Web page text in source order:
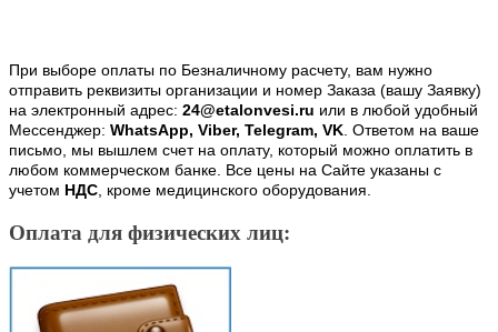
При выборе оплаты по Безналичному расчету, вам нужно
отправить реквизиты организации и номер Заказа (вашу Заявку)
на электронный адрес: 24@etalonvesi.ru или в любой удобный
Мессенджер: WhatsApp, Viber, Telegram, VK. Ответом на ваше
письмо, мы вышлем счет на оплату, который можно оплатить в
любом коммерческом банке. Все цены на Сайте указаны с
учетом НДС, кроме медицинского оборудования.
Оплата для физических лиц: